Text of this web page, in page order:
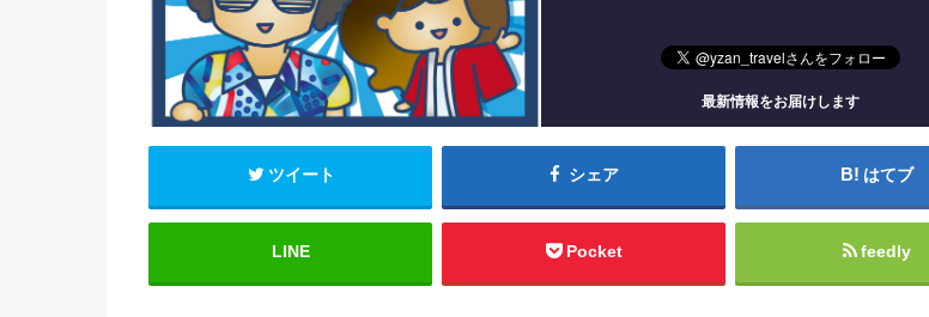
最新情報をお届けします
ツイート シェア はてブ
LINE Pocket feedly